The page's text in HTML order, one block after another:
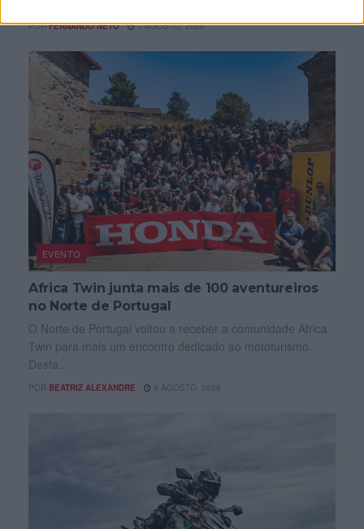
POR FERNANDO NETO 7 AGOSTO, 2026
EVENTO
Africa Twin junta mais de 100 aventureiros
no Norte de Portugal
O Norte de Portugal voltou a receber a comunidade Africa
Twin para mais um encontro dedicado ao mototurismo.
Desta...
POR BEATRIZ ALEXANDRE 6 AGOSTO, 2026